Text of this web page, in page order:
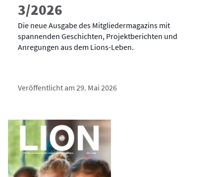
3/2026
Die neue Ausgabe des Mitgliedermagazins mit
spannenden Geschichten, Projektberichten und
Anregungen aus dem Lions-Leben.
Veröffentlicht am 29. Mai 2026